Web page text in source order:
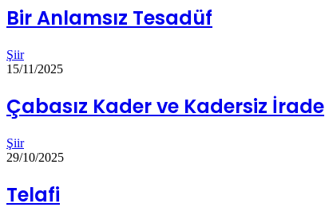
Bir Anlamsız Tesadüf
Şiir
15/11/2025
Çabasız Kader ve Kadersiz İrade
Şiir
29/10/2025
Telafi